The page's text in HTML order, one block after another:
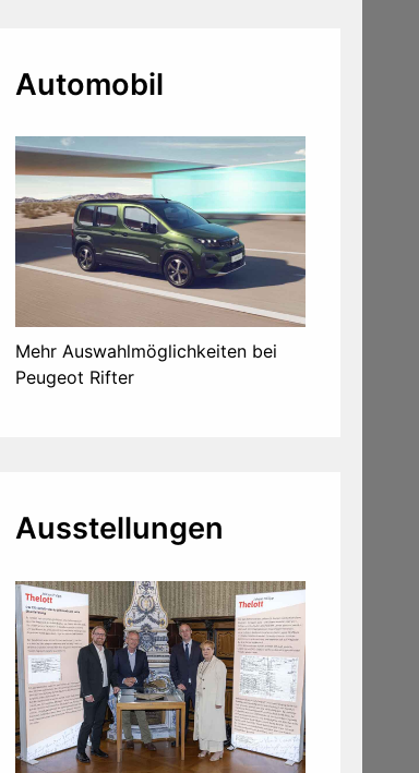
Automobil
Mehr Auswahlmöglichkeiten bei
Peugeot Rifter
Ausstellungen